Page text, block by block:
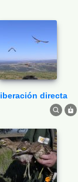
Liberación directa